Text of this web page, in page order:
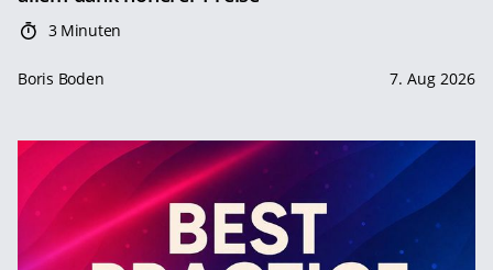
3 Minuten
Boris Boden 7. Aug 2026